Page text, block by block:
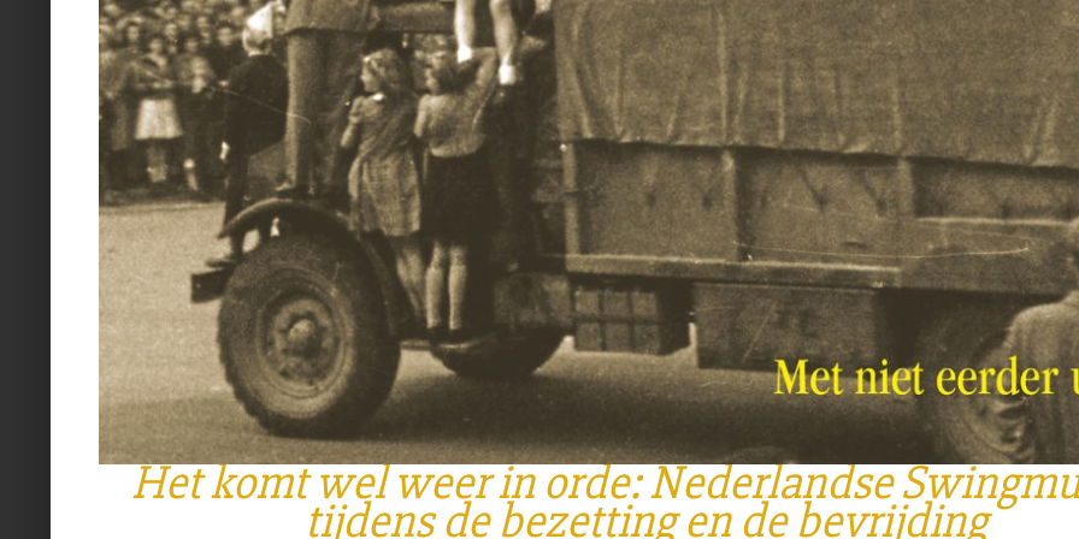
Het komt wel weer in orde: Nederlandse
tijdens de bezetting en de bevrijding